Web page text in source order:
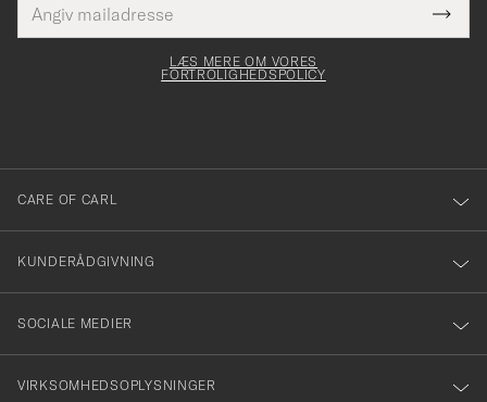
mailadresse
skal
Tack
för
dig
till
vårt
nyhetsbrev!
LÆS MERE OM VORES
FORTROLIGHEDSPOLICY
CARE OF CARL
KUNDERÅDGIVNING
SOCIALE MEDIER
VIRKSOMHEDSOPLYSNINGER